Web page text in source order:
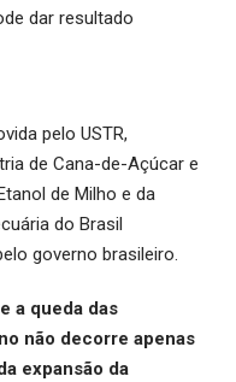
dar resultado
pelo USTR,
de Cana-de-Açúcar e
de Milho e da
do Brasil
governo brasileiro.
a queda das
não decorre apenas
expansão da